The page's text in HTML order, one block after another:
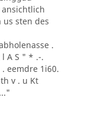
sten des
.
l A S " * .-.
eemdre 1i60.
v . u Kt